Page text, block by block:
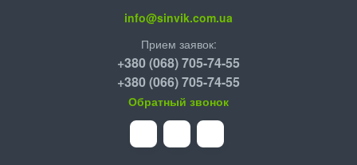
info@sinvik.com.ua
Прием заявок:
+380 (068) 705-74-55
+380 (066) 705-74-55
Обратный звонок